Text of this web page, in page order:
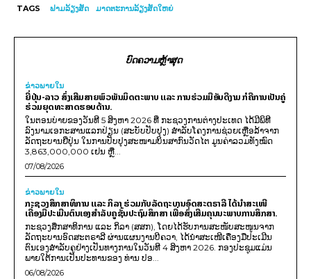
TAGS ຟາມລ້ຽງສັດ ມາດຕະການລ້ຽງສັດໃຫຍ່
ບົດຄວາມຫຼ້າສຸດ
ຂ່າວພາຍ​ໃນ
ຍີ່ປຸ່ນ-ລາວ ສົ່ງເສີມສາຍພົວພັນມິດຕະພາບ ແລະ ການຮ່ວມມືອັນດີງາມ ກໍຄືການເປັນຄູ່
ຮ່ວມຍຸດທະສາດຮອບດ້ານ.
ໃນຕອນບ່າຍຂອງວັນທີ 5 ສິງຫາ 2026 ທີ່ ກະຊວງການຕ່າງປະເທດ ໄດ້ມີພິທີ
ລົງນາມເອກະສານແລກປ່ຽນ (ສະບັບປັບປຸງ) ສໍາລັບໂຄງການຊ່ວຍເຫຼືອລ້າຈາກ
ລັດຖະບານຍີ່ປຸ່ນ ໃນການປັບປຸງສະໜາມບິນສາກົນວັດໄຕ ມູນຄ່າລວມທັງໝົດ
3,863,000,000 ເຢນ ຫຼື...
07/08/2026
ຂ່າວພາຍ​ໃນ
ກະຊວງສຶກສາທິການ ແລະ ກິລາ ຮ່ວມກັບລັດຖະບານອົດສະຕຣາລີ ໄດ້ນຳສະເໜີ
ເຄື່ອງມືປະເມີນຕົນເອງສຳລັບຄູຊັ້ນປະຖົມສຶກສາ ເພື່ອສົ່ງເສີມຄຸນນະພາບການສຶກສາ.
ກະຊວງສຶກສາທິການ ແລະ ກິລາ (ສສກ), ໂດຍໄດ້ຮັບການສະໜັບສະໜູນຈາກ
ລັດຖະບານອົດສະຕຣາລີ ຜ່ານແຜນງານບີຄວາ, ໄດ້ນຳສະເໜີເຄື່ອງມືປະເມີນ
ຕົນເອງສຳລັບຄູຢ່າງເປັນທາງການໃນວັນທີ 4 ສິງຫາ 2026. ກອງປະຊຸມແມ່ນ
ພາຍໃຕ້ການເປັນປະທານຂອງ ທ່ານ ປອ...
06/08/2026